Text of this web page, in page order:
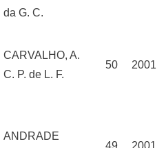
da G. C.
CARVALHO, A.
C. P. de L. F.
50 2001
ANDRADE
49 2001